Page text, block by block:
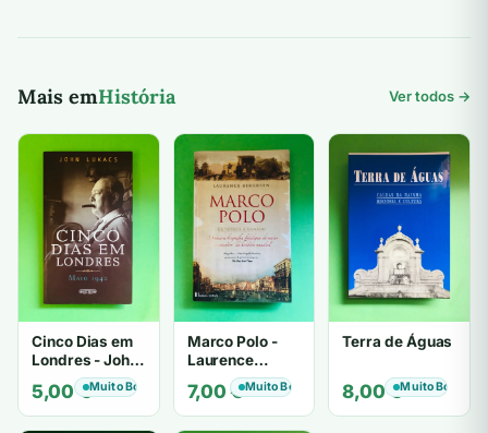
Mais emHistória Ver todos →
Cinco Dias em
Londres - John
Lukacs
5,00€Muito Bom
Marco Polo -
Laurence
Bergreen
7,00€Muito Bom
Terra de Águas
8,00€Muito Bom